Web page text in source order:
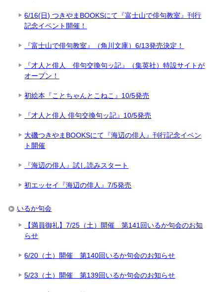
6/16(日) つきやまBOOKSにて『富士山で俳句教室』刊行
記念イベント開催！
『富士山で俳句教室』（角川文庫）6/13発売決定！
『才人と俳人 俳句交換句ッ記』（集英社）特設サイトが
オープン！
初絵本『ことちゃんとこねこ』10/5発売
『才人と俳人 俳句交換句ッ記』10/5発売
大磯つきやまBOOKSにて『海辺の俳人』刊行記念イベン
ト開催
『海辺の俳人』試し読みスタート
初エッセイ『海辺の俳人』7/5発売
いるか句会
【満員御礼】7/25（土）開催 第141回いるか句会のお知
らせ
6/20（土）開催 第140回いるか句会のお知らせ
5/23（土）開催 第139回いるか句会のお知らせ